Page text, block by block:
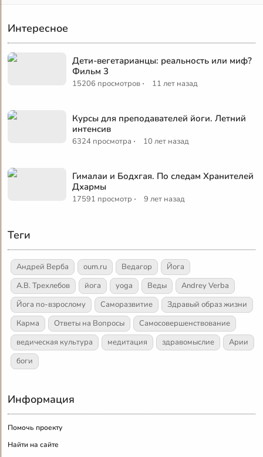
Интересное
Дети-вегетарианцы: реальность или миф?
Фильм 3
15206 просмотров · 11 лет назад
Курсы для преподавателей йоги. Летний
интенсив
6324 просмотра · 10 лет назад
Гималаи и Бодхгая. По следам Хранителей
Дхармы
17591 просмотр · 9 лет назад
Теги
Андрей Верба oum.ru Ведагор
Йога
А.В. Трехлебов
йога yoga Веды
Andrey Verba
Йога по-взрослому
Саморазвитие
Здравый образ жизни
Карма
Ответы на Вопросы
Самосовершенствование
ведическая культура
медитация здравомыслие
Арии
боги
Информация
Помочь проекту
Найти на сайте